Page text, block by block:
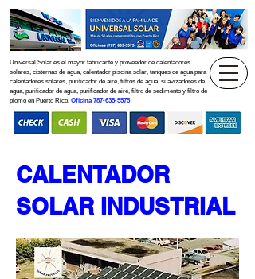
Universal Solar es el mayor fabricante y proveedor de calentadores
solares, cisternas de agua, calentador piscina solar, tanques de agua para
calentadores solares, purificador de aire, filtros de agua, suavizadores de
agua, purificador de agua, purificador de aire, filtro de sedimento y filtro de
plomo en Puerto Rico. Oficina787-635-5575
CALENTADOR
SOLAR INDUSTRIAL